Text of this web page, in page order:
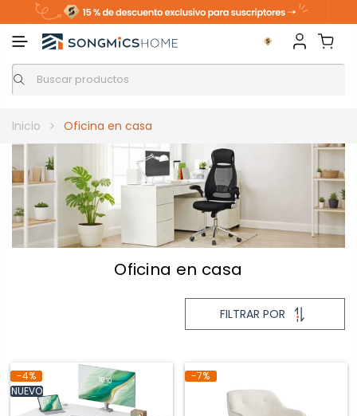
Inicio Oficina en casa
Oficina en casa
FILTRAR POR
-4%
NUEVO
-7%